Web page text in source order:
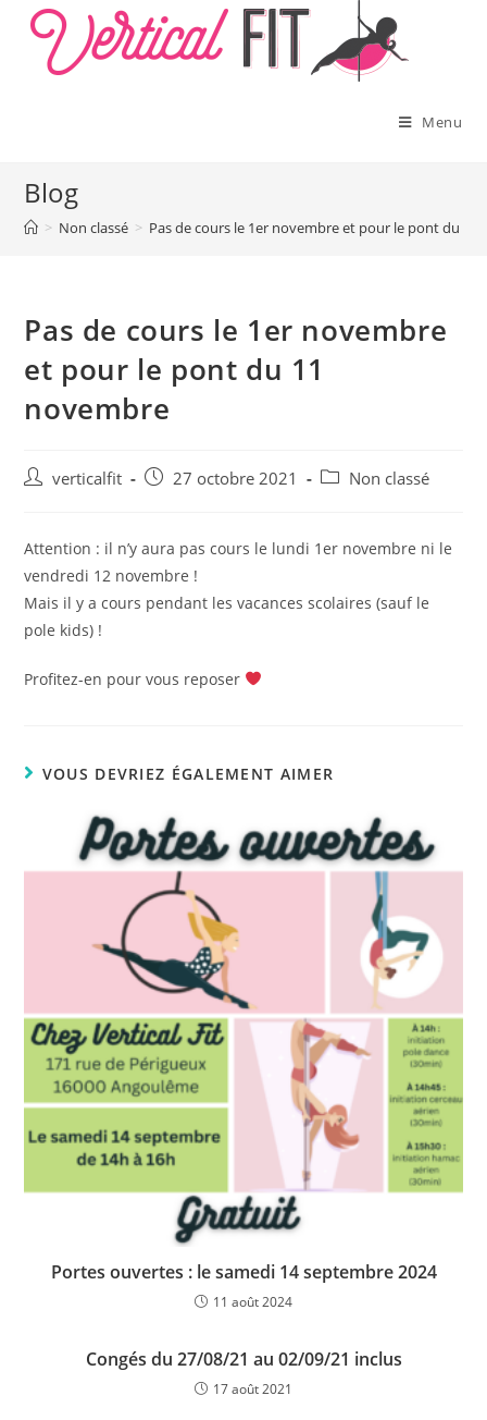
content
Menu
Blog
> Non classé > Pas de cours le 1er novembre et pour le pont du 11
Pas de cours le 1er novembre
et pour le pont du 11
novembre
Auteur/autrice
publication :
verticalfit
Publication
27 octobre 2021
PostNon classé
Attention : il n’y aura pas cours le lundi 1er novembre ni le
vendredi 12 novembre !
Mais il y a cours pendant les vacances scolaires (sauf le
pole kids) !
Profitez-en pour vous reposer
VOUS DEVRIEZ ÉGALEMENT AIMER
Portes ouvertes : le samedi 14 septembre 2024
11 août 2024
Congés du 27/08/21 au 02/09/21 inclus
17 août 2021